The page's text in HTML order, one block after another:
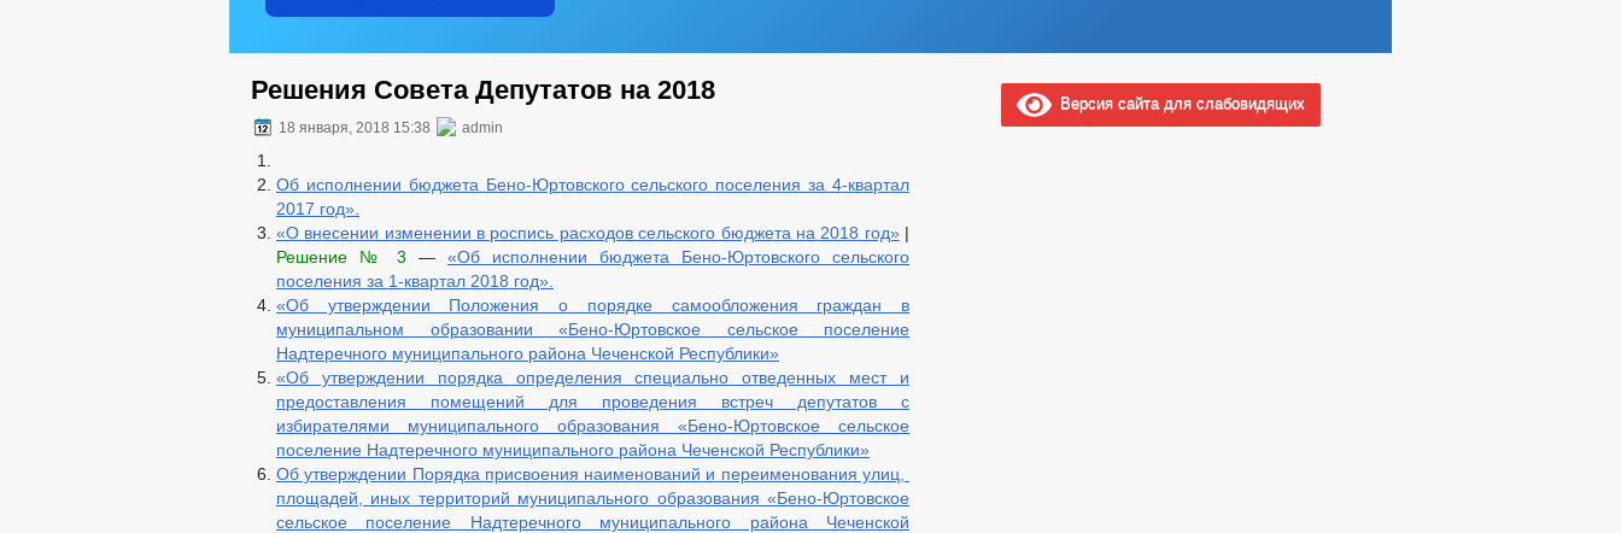
Решения Совета Депутатов на 2018
18 января, 2018 15:38 admin
Об исполнении бюджета Бено-Юртовского сельского поселения за 4-квартал
2017 год».
«О внесении изменении в роспись расходов сельского бюджета на 2018 год»|
Решение № 3 — «Об исполнении бюджета Бено-Юртовского сельского
поселения за 1-квартал 2018 год».
«Об утверждении Положения о порядке самообложения граждан в
муниципальном образовании «Бено-Юртовское сельское поселение
Надтеречного муниципального района Чеченской Республики»
«Об утверждении порядка определения специально отведенных мест и
предоставления помещений для проведения встреч депутатов с
избирателями муниципального образования «Бено-Юртовское сельское
поселение Надтеречного муниципального района Чеченской Республики»
Об утверждении Порядка присвоения наименований и переименования улиц,
площадей, иных территорий муниципального образования «Бено-Юртовское
сельское поселение Надтеречного муниципального района Чеченской
Версия сайта для слабовидящих